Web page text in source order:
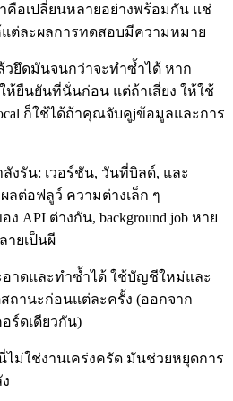
คือเปลี่ยนหลายอย่างพร้อมกัน แช่
ต่ละผลการทดสอบมีความหมาย
ยึดมันจนกว่าจะทำซ้ำได้ หาก
ให้ยืนยันที่นั่นก่อน แต่ถ้าเสี่ยง ให้ใช้
ก็ใช้ได้ถ้าคุณจับคูjข้อมูลและการ
งรัน: เวอร์ชัน, วันที่บิลด์, และ
ผลต่อฟลูว์ ความต่างเล็ก ๆ
ง API ต่างกัน, background job หาย
ายเป็นผี
าดและทำซ้ำได้ ใช้บัญชีใหม่และ
ถานะก่อนแต่ละครั้ง (ออกจาก
ร์ดเดียวกัน)
ม่ใช่งานเคร่งครัด มันช่วยหยุดการ